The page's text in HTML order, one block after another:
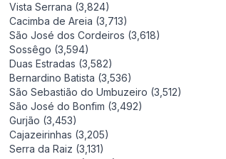
Vista Serrana (3,824)
Cacimba de Areia (3,713)
São José dos Cordeiros (3,618)
Sossêgo (3,594)
Duas Estradas (3,582)
Bernardino Batista (3,536)
São Sebastião do Umbuzeiro (3,512)
São José do Bonfim (3,492)
Gurjão (3,453)
Cajazeirinhas (3,205)
Serra da Raiz (3,131)